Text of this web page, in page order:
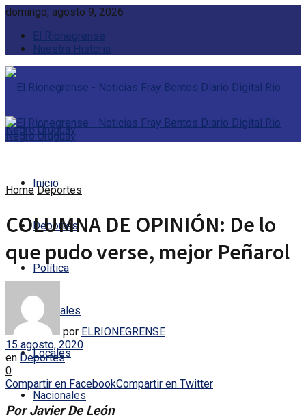
domingo, agosto 9, 2026
El Rionegrense
Nuestra Historia
Inicio
Deportes
Política
Policiales
Locales
Nacionales
Home Deportes
COLUMNA DE OPINIÓN: De lo
que pudo verse, mejor Peñarol
por ELRIONEGRENSE
15 agosto, 2020
en Deportes
0
Compartir en FacebookCompartir en Twitter
Por Javier De León